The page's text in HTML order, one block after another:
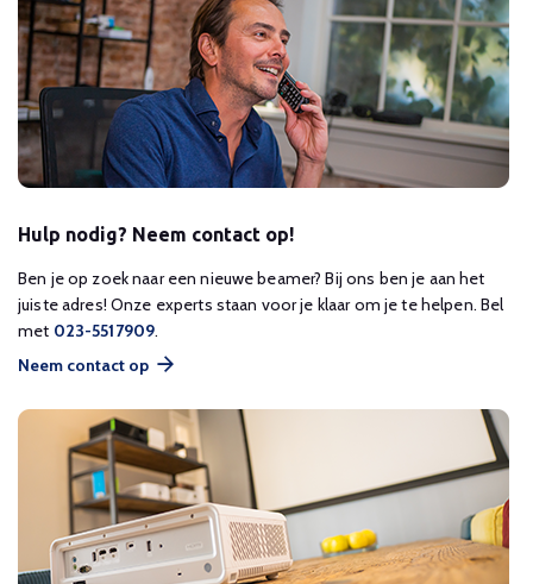
Hulp nodig? Neem contact op!
Ben je op zoek naar een nieuwe beamer? Bij ons ben je aan het
juiste adres! Onze experts staan voor je klaar om je te helpen. Bel
met 023-5517909.
Neem contact op